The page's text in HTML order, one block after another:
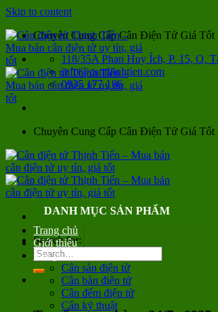
Skip to content
Chuyên Cung Cấp Cân Điện Tử Giá Tốt
118/35A Phan Huy Ích, P. 15, Q.
info@canthinhtien.com
0935 177 186
Chuyên Cung Cấp Cân Điện Tử Giá Tốt
Search for:
DANH MỤC SẢN PHẨM
Trang chủ
Giới thiệu
Sản phẩm
Cân sàn điện tử
Cân bàn điện tử
Cân đếm điện tử
Cân kỹ thuật